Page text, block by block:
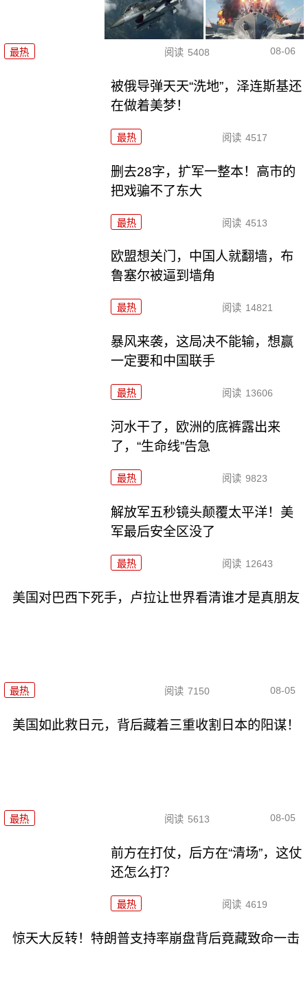
最热 阅读 5408 08-06
被俄导弹天天“洗地”，泽连斯基还
在做着美梦！
最热 阅读 4517
删去28字，扩军一整本！高市的
把戏骗不了东大
最热 阅读 4513
欧盟想关门，中国人就翻墙，布
鲁塞尔被逼到墙角
最热 阅读 14821
暴风来袭，这局决不能输，想赢
一定要和中国联手
最热 阅读 13606
河水干了，欧洲的底裤露出来
了，“生命线”告急
最热 阅读 9823
解放军五秒镜头颠覆太平洋！美
军最后安全区没了
最热 阅读 12643
美国对巴西下死手，卢拉让世界看清谁才是真朋友
最热 阅读 7150 08-05
美国如此救日元，背后藏着三重收割日本的阳谋！
最热 阅读 5613 08-05
前方在打仗，后方在“清场”，这仗
还怎么打？
最热 阅读 4619
惊天大反转！特朗普支持率崩盘背后竟藏致命一击